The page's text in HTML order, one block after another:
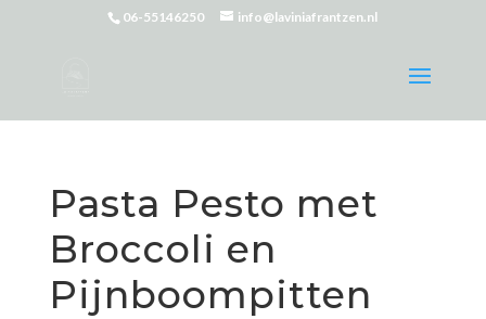
06-55146250 info@laviniafrantzen.nl
Pasta Pesto met
Broccoli en
Pijnboompitten